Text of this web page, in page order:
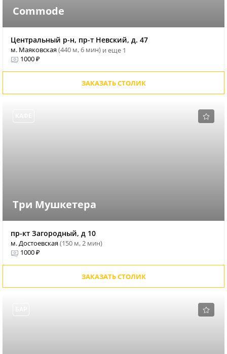
Commode
Центральный р-н, пр-т Невский, д. 47
м. Маяковская(440 м, 6 мин) и еще 1
1000 ₽
ЗАКАЗАТЬ СТОЛИК
Три Мушкетера
пр-кт Загородный, д 10
м. Достоевская(150 м, 2 мин)
1000 ₽
ЗАКАЗАТЬ СТОЛИК